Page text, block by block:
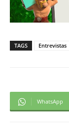
TAGS Entrevistas
WhatsApp